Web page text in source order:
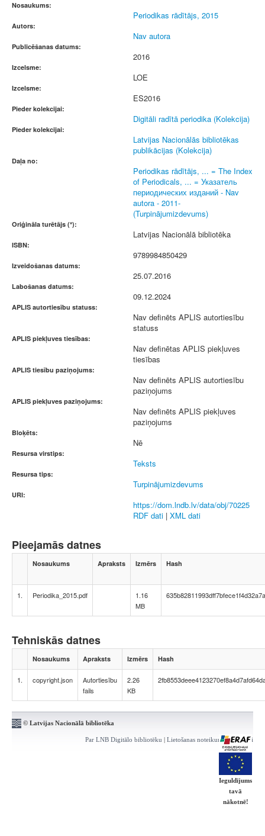
Nosaukums:
Periodikas rādītājs, 2015
Autors:
Nav autora
Publicēšanas datums:
2016
Izcelsme:
LOE
Izcelsme:
ES2016
Pieder kolekcijai:
Digitāli radītā periodika (Kolekcija)
Pieder kolekcijai:
Latvijas Nacionālās bibliotēkas
publikācijas (Kolekcija)
Daļa no:
Periodikas rādītājs, ... = The Index
of Periodicals, ... = Указатель
периодических изданий - Nav
autora - 2011-
(Turpinājumizdevums)
Oriģināla turētājs (*):
Latvijas Nacionālā bibliotēka
ISBN:
9789984850429
Izveidošanas datums:
25.07.2016
Labošanas datums:
09.12.2024
APLIS autortiesību statuss:
Nav definēts APLIS autortiesību
statuss
APLIS piekļuves tiesības:
Nav definētas APLIS piekļuves
tiesības
APLIS tiesību paziņojums:
Nav definēts APLIS autortiesību
paziņojums
APLIS piekļuves paziņojums:
Nav definēts APLIS piekļuves
paziņojums
Bloķēts:
Nē
Resursa virstips:
Teksts
Resursa tips:
Turpinājumizdevums
URI:
https://dom.lndb.lv/data/obj/70225
RDF dati | XML dati
Pieejamās datnes
Nosaukums Apraksts Izmērs Hash
1. Periodika_2015.pdf
1.16
MB
Tehniskās datnes
Nosaukums Apraksts Izmērs Hash
1. copyright.json
Autortiesību
fails
2.26
KB
© Latvijas Nacionālā bibliotēka
Par LNB Digitālo bibliotēku | Lietošanas noteikumi | Kontakti
Ieguldījums
tavā
nākotnē!